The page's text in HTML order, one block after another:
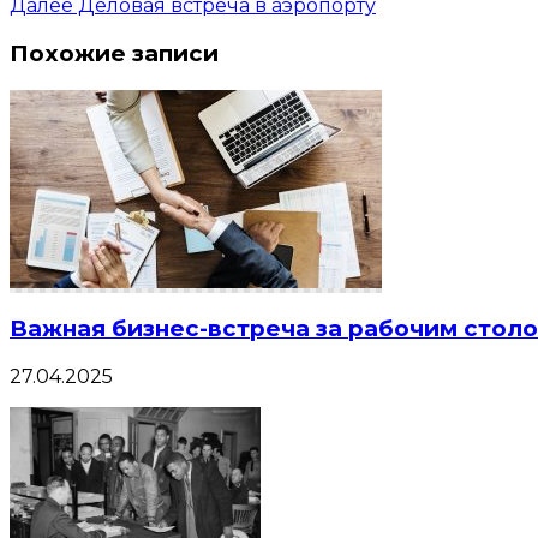
Далее Деловая встреча в аэропорту
Похожие записи
Важная бизнес-встреча за рабочим
27.04.2025